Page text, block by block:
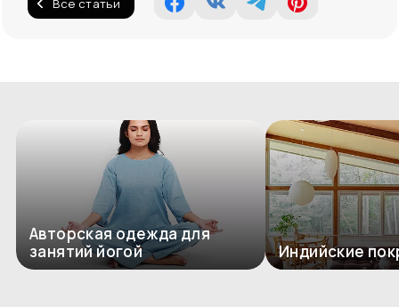
Все статьи
Авторская одежда для
занятий йогой
Индийские